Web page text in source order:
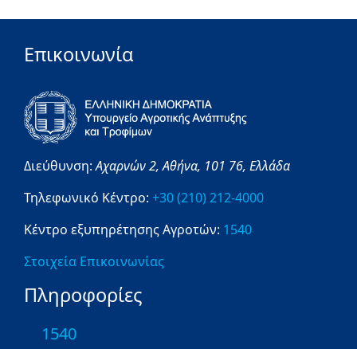
Επικοινωνία
Διεύθυνση:Αχαρνών 2,Αθήνα, 101 76, Ελλάδα
Τηλεφωνικό Κέντρο: +30 (210) 212-4000
Κέντρο εξυπηρέτησης Αγροτών: 1540
Στοιχεία Επικοινωνίας
Πληροφορίες
1540